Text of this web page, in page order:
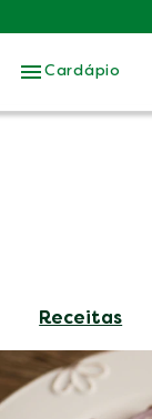
Skip to:
Cardápio
Receitas